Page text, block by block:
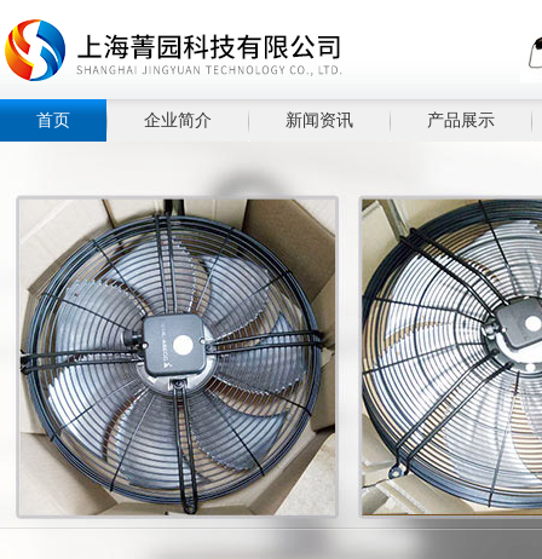
首页 企业简介 新闻资讯 产品展示